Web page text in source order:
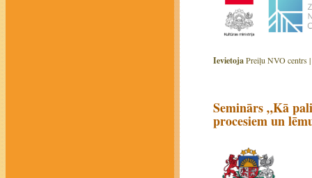
IevietojaPreiļu NVO centrs |
Seminārs „Kā
procesiem un